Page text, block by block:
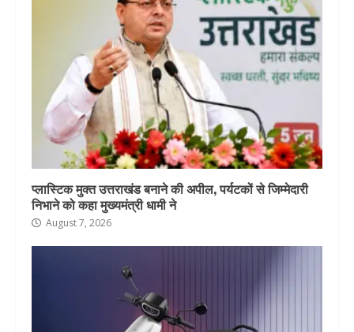
प्लास्टिक मुक्त उत्तराखंड बनाने की अपील, पर्यटकों से जिम्मेदारी
निभाने को कहा मुख्यमंत्री धामी ने
August 7, 2026